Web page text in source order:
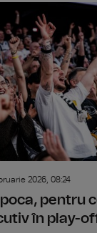
2026, 08:24
pentru
în play-